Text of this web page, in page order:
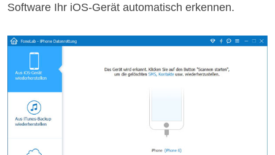
Software Ihr iOS-Gerät automatisch erkennen.